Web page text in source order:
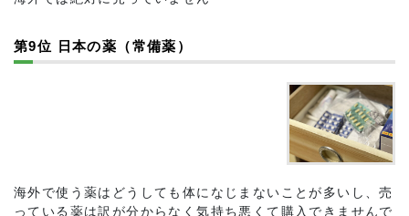
第9位 日本の薬（常備薬）
海外で使う薬はどうしても体になじまないことが多いし、売
っている薬は訳が分からなく気持ち悪くて購入できませんで